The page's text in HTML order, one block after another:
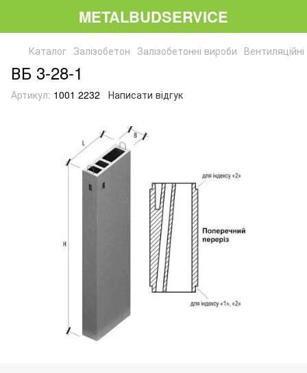
METALBUDSERVICE
Каталог Залізобетон Залізобетонні вироби
ВБ 3-28-1
Артикул: 1001 2232 Написати відгук